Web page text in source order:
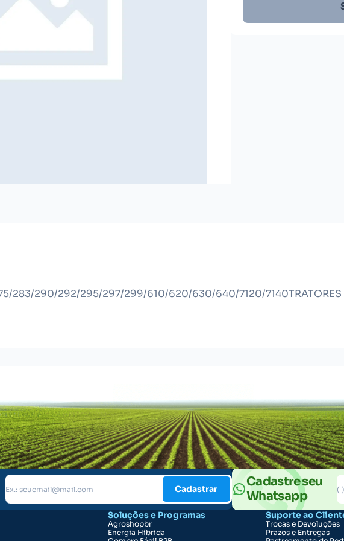
283/290/292/295/297/299/610/620/630/640/7120/7140TRATORES
Cadastrar
Cadastre seu
Whatsapp
Soluções e Programas
Agroshopbr
Energia Híbrida
Suporte ao
Trocas e Devoluções
Prazos e Entregas